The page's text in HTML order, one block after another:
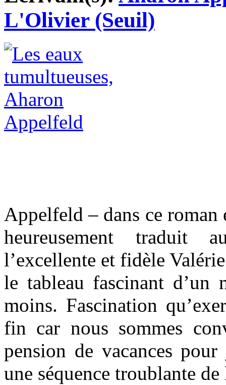
L'Olivier (Seuil)
Appelfeld – dans ce
heureusement traduit
l’excellente et fidèle
le tableau fascinant d’un
moins. Fascination
fin car nous sommes
pension de vacances
une séquence troublante